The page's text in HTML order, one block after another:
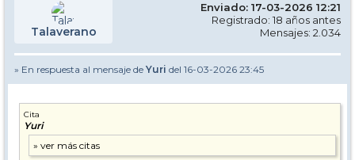
Talaverano
Enviado: 17-03-2026 12:21
Registrado: 18 años antes
Mensajes: 2.034
» En respuesta al mensaje de Yuri del 16-03-2026 23:45
Cita
Yuri